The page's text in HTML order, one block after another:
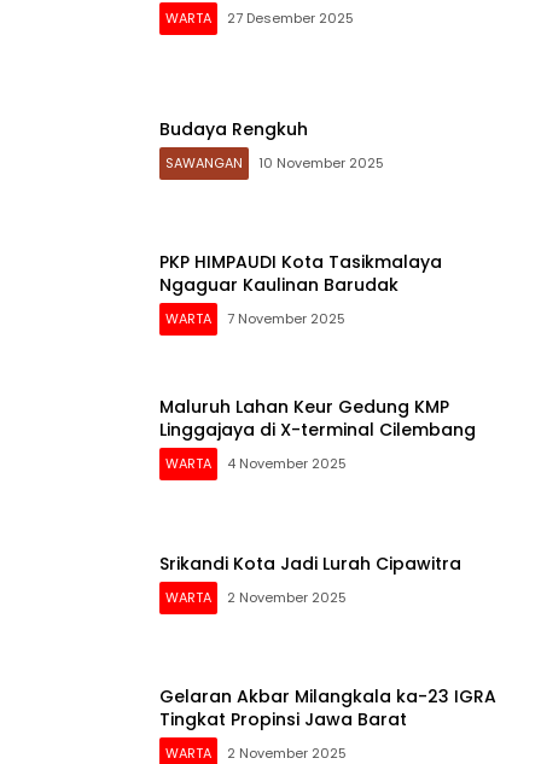
WARTA 27 Desember 2025
Budaya Rengkuh
SAWANGAN 10 November 2025
PKP HIMPAUDI Kota Tasikmalaya
Ngaguar Kaulinan Barudak
WARTA 7 November 2025
Maluruh Lahan Keur Gedung KMP
Linggajaya di X-terminal Cilembang
WARTA 4 November 2025
Srikandi Kota Jadi Lurah Cipawitra
WARTA 2 November 2025
Gelaran Akbar Milangkala ka-23 IGRA
Tingkat Propinsi Jawa Barat
WARTA 2 November 2025